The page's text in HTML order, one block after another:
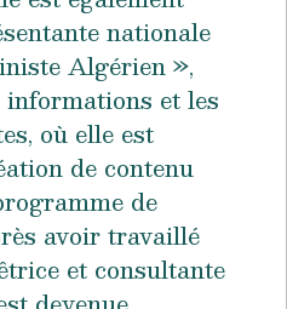
nationale
Algérien »,
et les
où elle est
de contenu
de
avoir travaillé
et consultante